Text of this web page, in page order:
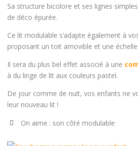
Sa structure bicolore et ses lignes
de déco épurée.
Ce lit modulable s’adapte également à
proposant un toit amovible et une
Il sera du plus bel effet associé à une
à du linge de lit aux couleurs pastel.
De jour comme de nuit, vos enfants ne
leur nouveau lit !
On aime : son côté modulable